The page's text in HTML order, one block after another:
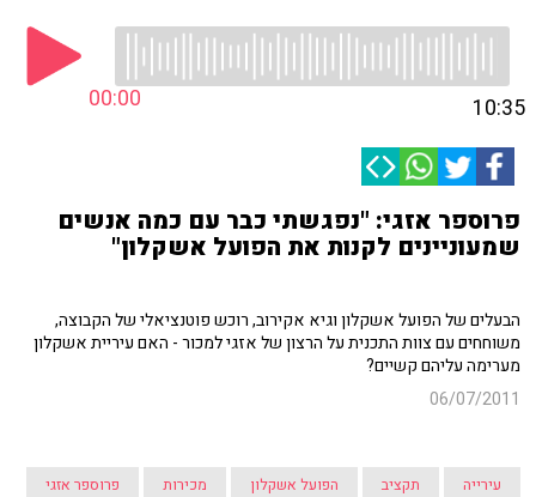
00:00 10:35
פרוספר אזגי: "נפגשתי כבר עם כמה אנשים
שמעוניינים לקנות את הפועל אשקלון"
הבעלים של הפועל אשקלון וגיא אקירוב, רוכש פוטנציאלי של הקבוצה,
משוחחים עם צוות התכנית על הרצון של אזגי למכור - האם עיריית אשקלון
מערימה עליהם קשיים?
06/07/2011
עירייה תקציב הפועל אשקלון מכירות פרוספר אזגי